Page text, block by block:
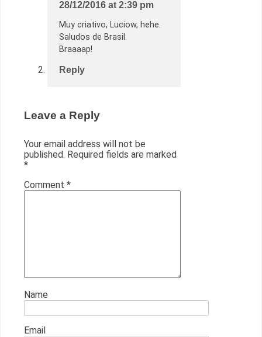
28/12/2016 at 2:39 pm
Muy criativo, Luciow, hehe.
Saludos de Brasil.
Braaaap!
Reply
Leave a Reply
Your email address will not be
published. Required fields are marked
*
Comment *
Name
Email